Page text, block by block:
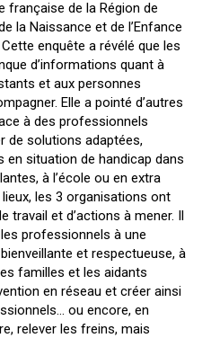
française de la Région de
la Naissance et de l’Enfance
enquête a révélé que les
d’informations quant à
et aux personnes
Elle a pointé d’autres
à des professionnels
de solutions adaptées,
en situation de handicap dans
à l’école ou en extra
les 3 organisations ont
travail et d’actions à mener. Il
professionnels à une
et respectueuse, à
familles et les aidants
en réseau et créer ainsi
ou encore, en
relever les freins, mais